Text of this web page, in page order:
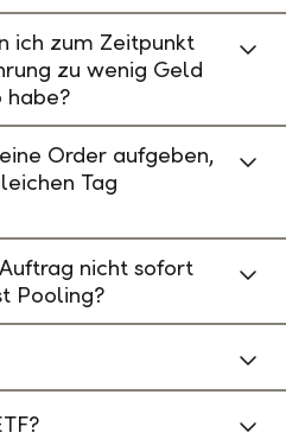
ich zum Zeitpunkt
zu wenig Geld
habe?
Order aufgeben,
Tag
nicht sofort
Pooling?